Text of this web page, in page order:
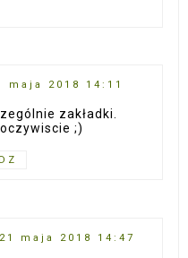
maja 2018 14:11
zakładki.
;)
21 maja 2018 14:47